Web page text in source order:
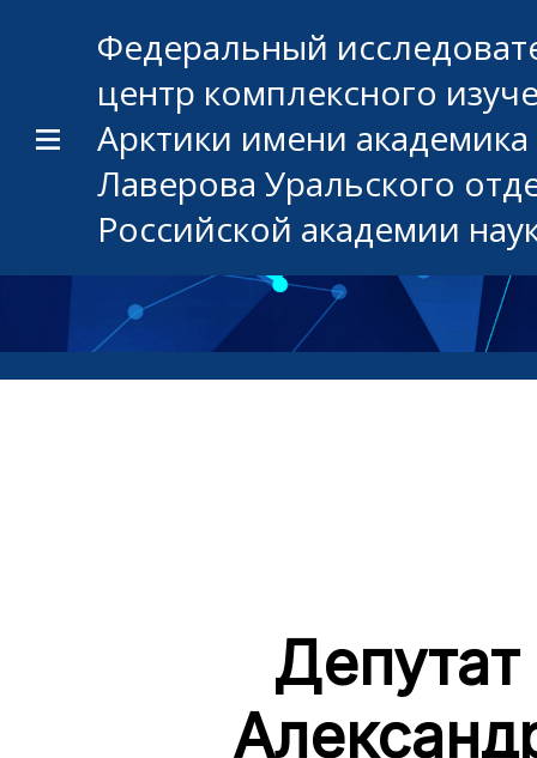
Федеральный
центр комплексного
Арктики имени
Лаверова Уральского
Российской академии